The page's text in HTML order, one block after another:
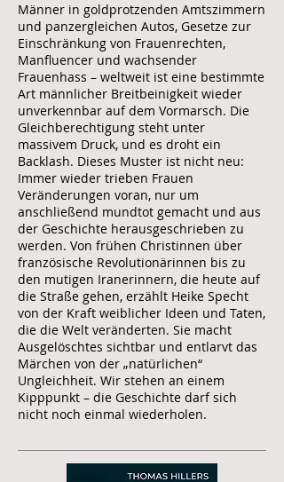
Männer in goldprotzenden Amtszimmern
und panzergleichen Autos, Gesetze zur
Einschränkung von Frauenrechten,
Manfluencer und wachsender
Frauenhass – weltweit ist eine bestimmte
Art männlicher Breitbeinigkeit wieder
unverkennbar auf dem Vormarsch. Die
Gleichberechtigung steht unter
massivem Druck, und es droht ein
Backlash. Dieses Muster ist nicht neu:
Immer wieder trieben Frauen
Veränderungen voran, nur um
anschließend mundtot gemacht und aus
der Geschichte herausgeschrieben zu
werden. Von frühen Christinnen über
französische Revolutionärinnen bis zu
den mutigen Iranerinnern, die heute auf
die Straße gehen, erzählt Heike Specht
von der Kraft weiblicher Ideen und Taten,
die die Welt veränderten. Sie macht
Ausgelöschtes sichtbar und entlarvt das
Märchen von der „natürlichen“
Ungleichheit. Wir stehen an einem
Kipppunkt – die Geschichte darf sich
nicht noch einmal wiederholen.